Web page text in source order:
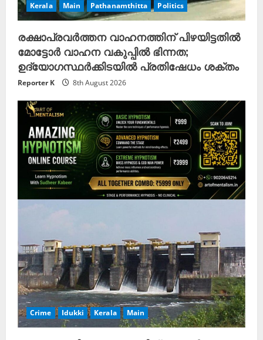
Kerala Main Pathanamthitta Politics
രക്ഷാപ്രവർത്തന വാഹനത്തിന് പിഴയിട്ടതിൽ
മോട്ടോർ വാഹന വകുപ്പിൽ ഭിന്നത;
ഉദ്യോഗസ്ഥർക്കിടയിൽ പ്രതിഷേധം ശക്തം
Reporter K 8th August 2026
Crime Idukki Kerala Main